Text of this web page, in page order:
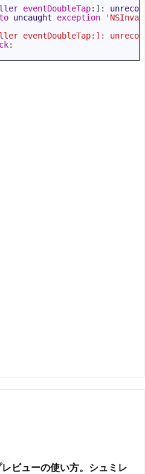
eventDoubleTap: ] :
uncaught exception
eventDoubleTap:]:
:
レビューの使い方。シュミレ